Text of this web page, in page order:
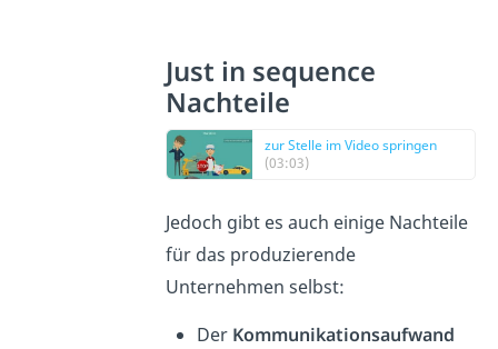
Just in sequence
Nachteile
zur Stelle im Video springen
(03:03)
Jedoch gibt es auch einige Nachteile
für das produzierende
Unternehmen selbst:
Der Kommunikationsaufwand